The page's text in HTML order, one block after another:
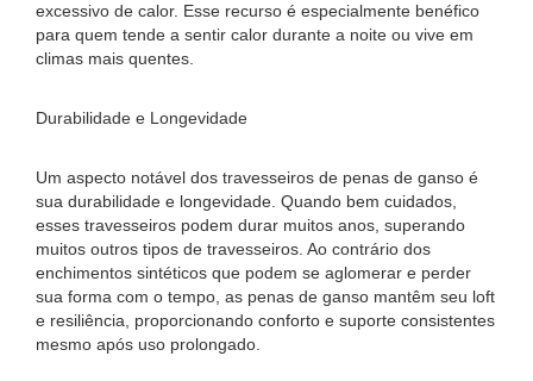
excessivo de calor. Esse recurso é especialmente benéfico
para quem tende a sentir calor durante a noite ou vive em
climas mais quentes.
Durabilidade e Longevidade
Um aspecto notável dos travesseiros de penas de ganso é
sua durabilidade e longevidade. Quando bem cuidados,
esses travesseiros podem durar muitos anos, superando
muitos outros tipos de travesseiros. Ao contrário dos
enchimentos sintéticos que podem se aglomerar e perder
sua forma com o tempo, as penas de ganso mantêm seu loft
e resiliência, proporcionando conforto e suporte consistentes
mesmo após uso prolongado.